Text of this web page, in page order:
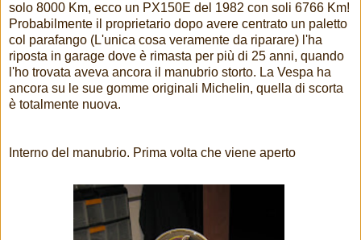
solo 8000 Km, ecco un PX150E del 1982 con soli 6766 Km!
Probabilmente il proprietario dopo avere centrato un paletto
col parafango (L'unica cosa veramente da riparare) l'ha
riposta in garage dove è rimasta per più di 25 anni, quando
l'ho trovata aveva ancora il manubrio storto. La Vespa ha
ancora su le sue gomme originali Michelin, quella di scorta
è totalmente nuova.
Interno del manubrio. Prima volta che viene aperto